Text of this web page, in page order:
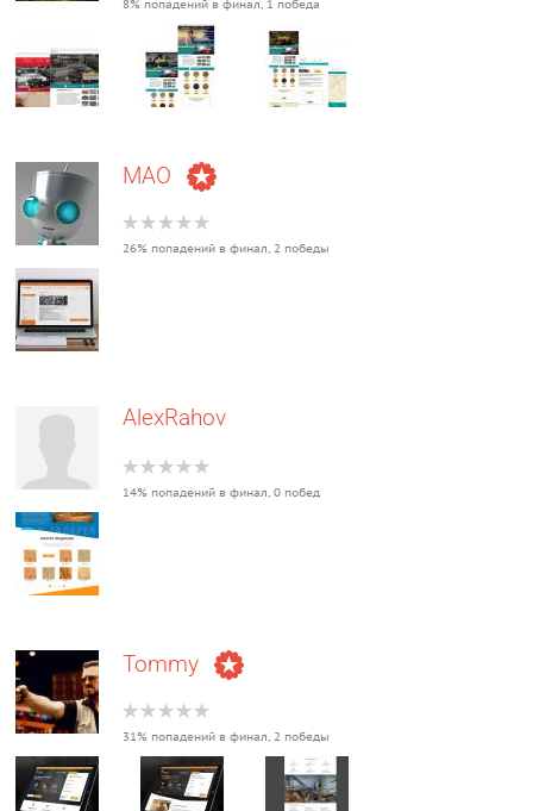
8% попадений в финал, 1 победа
MAO
26% попадений в финал, 2 победы
AlexRahov
14% попадений в финал, 0 побед
Tommy
31% попадений в финал, 2 победы